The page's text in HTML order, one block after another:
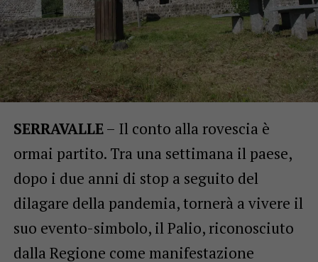
SERRAVALLE– Il conto alla rovescia è
ormai partito. Tra una settimana il paese,
dopo i due anni di stop a seguito del
dilagare della pandemia, tornerà a vivere il
suo evento-simbolo, il Palio, riconosciuto
dalla Regione come manifestazione